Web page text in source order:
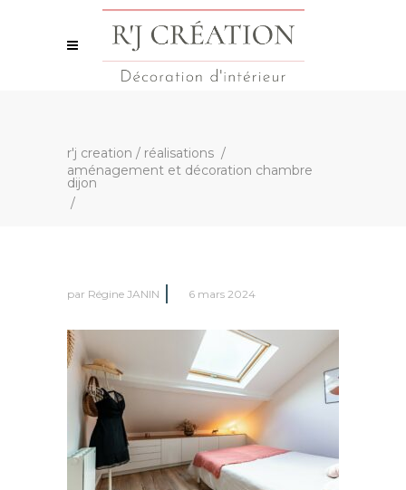
r'j creation / réalisations /
aménagement et décoration chambre
dijon
/
par Régine JANIN 6 mars 2024